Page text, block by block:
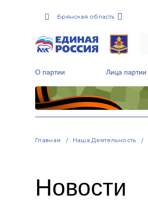
Брянская область
О партии Лица партии
Главная Наша Деятельность
Новости